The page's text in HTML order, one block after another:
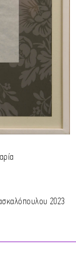
2023